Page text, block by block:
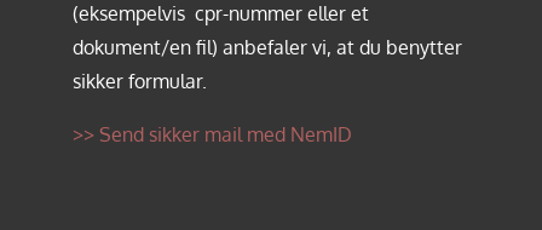
(eksempelvis cpr-nummer eller et
dokument/en fil) anbefaler vi, at du benytter
sikker formular.
>> Send sikker mail med NemID